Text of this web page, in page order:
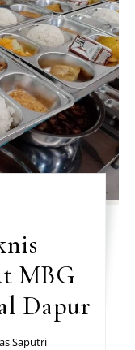
MBG
Dapur
Saputri